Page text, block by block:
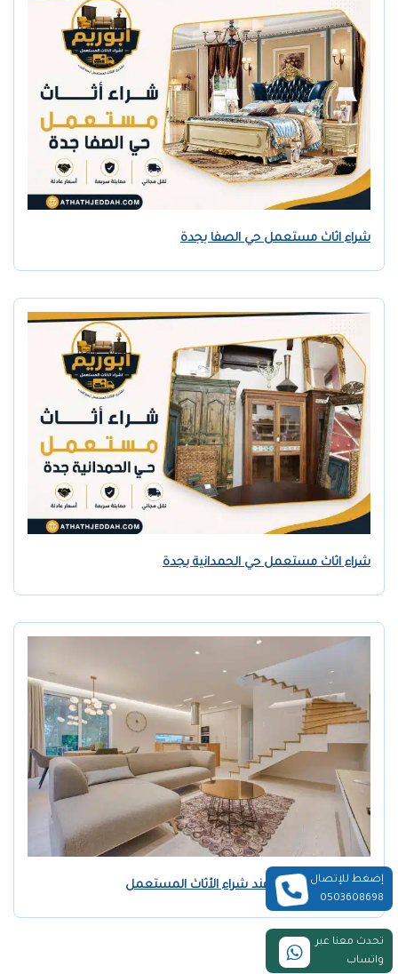
شراء اثاث مستعمل حي الصفا بجدة
شراء اثاث مستعمل حي الحمدانية بجدة
كيف تتجنب الغش عند شراء الأثاث المستعمل
إضغط للإتصال
0503608698
تحدث معنا عبر
واتساب